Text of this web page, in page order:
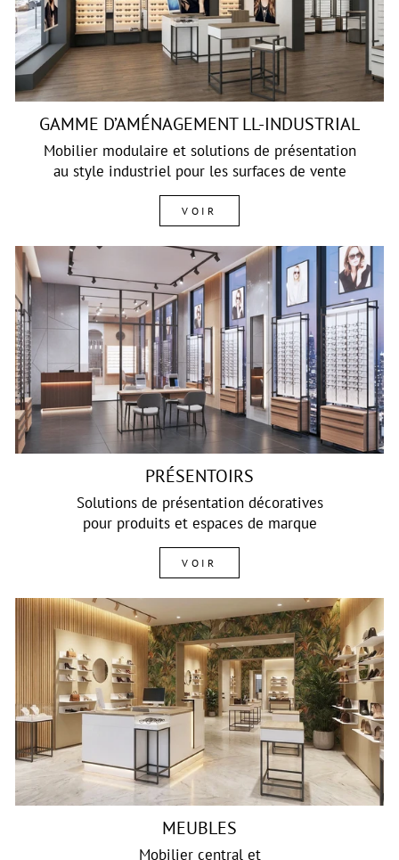
GAMME D’AMÉNAGEMENT LL-INDUSTRIAL
Mobilier modulaire et solutions de présentation
au style industriel pour les surfaces de vente
VOIR
PRÉSENTOIRS
Solutions de présentation décoratives
pour produits et espaces de marque
VOIR
MEUBLES
Mobilier central et